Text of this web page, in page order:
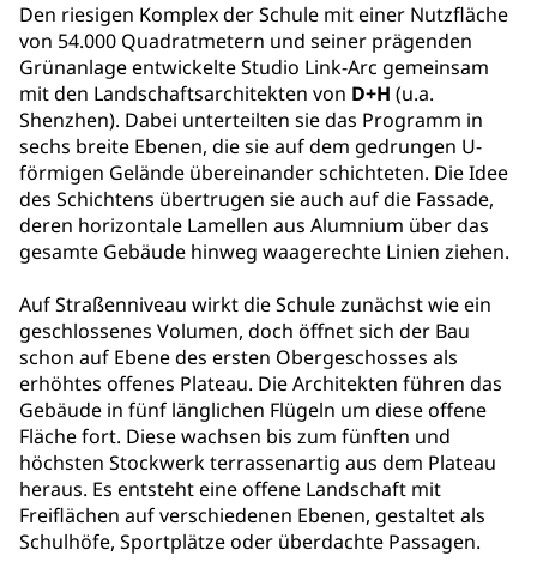
Den riesigen Komplex der Schule mit einer Nutzfläche
von 54.000 Quadratmetern und seiner prägenden
Grünanlage entwickelte Studio Link-Arc gemeinsam
mit den Landschaftsarchitekten von D+H (u.a.
Shenzhen). Dabei unterteilten sie das Programm in
sechs breite Ebenen, die sie auf dem gedrungen U-
förmigen Gelände übereinander schichteten. Die Idee
des Schichtens übertrugen sie auch auf die Fassade,
deren horizontale Lamellen aus Alumnium über das
gesamte Gebäude hinweg waagerechte Linien ziehen.
Auf Straßenniveau wirkt die Schule zunächst wie ein
geschlossenes Volumen, doch öffnet sich der Bau
schon auf Ebene des ersten Obergeschosses als
erhöhtes offenes Plateau. Die Architekten führen das
Gebäude in fünf länglichen Flügeln um diese offene
Fläche fort. Diese wachsen bis zum fünften und
höchsten Stockwerk terrassenartig aus dem Plateau
heraus. Es entsteht eine offene Landschaft mit
Freiflächen auf verschiedenen Ebenen, gestaltet als
Schulhöfe, Sportplätze oder überdachte Passagen.